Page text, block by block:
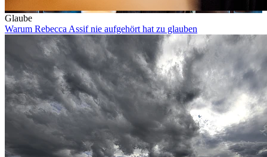
Glaube
Warum Rebecca Assif nie aufgehört hat zu glauben